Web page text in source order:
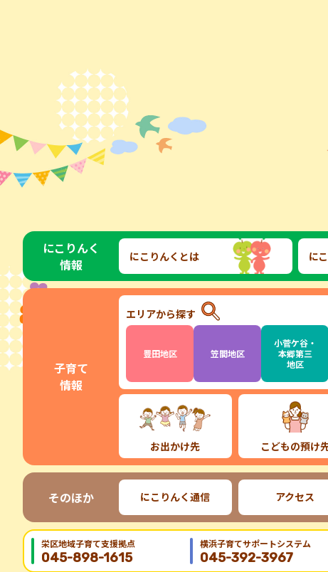
にこりんく
情報
にこりんくとは に
子育て
情報
エリアから探す
豊田地区 笠間地区
小菅ケ谷・
本郷第三
地区
お出かけ先 こどもの預け
そのほか にこりんく通信 アクセス
栄区地域⼦育て⽀援拠点
045-898-1615
横浜子育てサポートシステム
045-392-3967